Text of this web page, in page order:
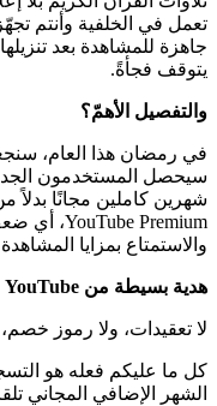
تعمل في الخلفية وأنتم
يتوقف فجأةً.
والتفصيل الأهمّ؟
في رمضان هذا العام،
شهرين كاملين مجانًا بدلاً
والاستمتاع بمزايا
هدية بسيطة من YouTube بمناسبة رمضان
لا تعقيدات، ولا رموز
كل ما عليكم فعله هو
الشهر الإضافي المجاني